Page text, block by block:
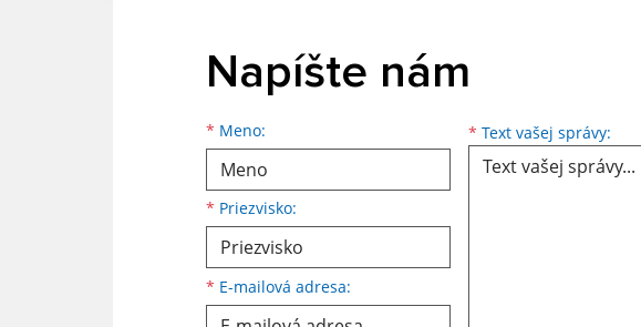
Napíšte nám
* Meno:
* Priezvisko:
* E-mailová adresa:
* Text vašej správy: